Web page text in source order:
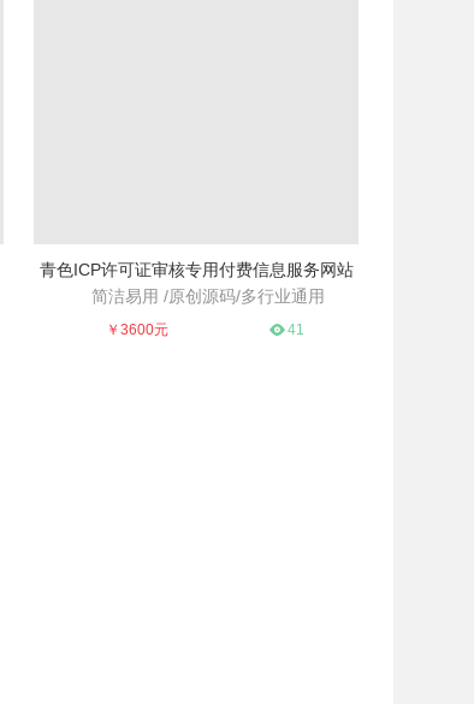
青色ICP许可证审核专用付费信息服务网站
简洁易用 /原创源码/多行业通用
简洁易用 /原创源码/多行业通用
￥3600元 41